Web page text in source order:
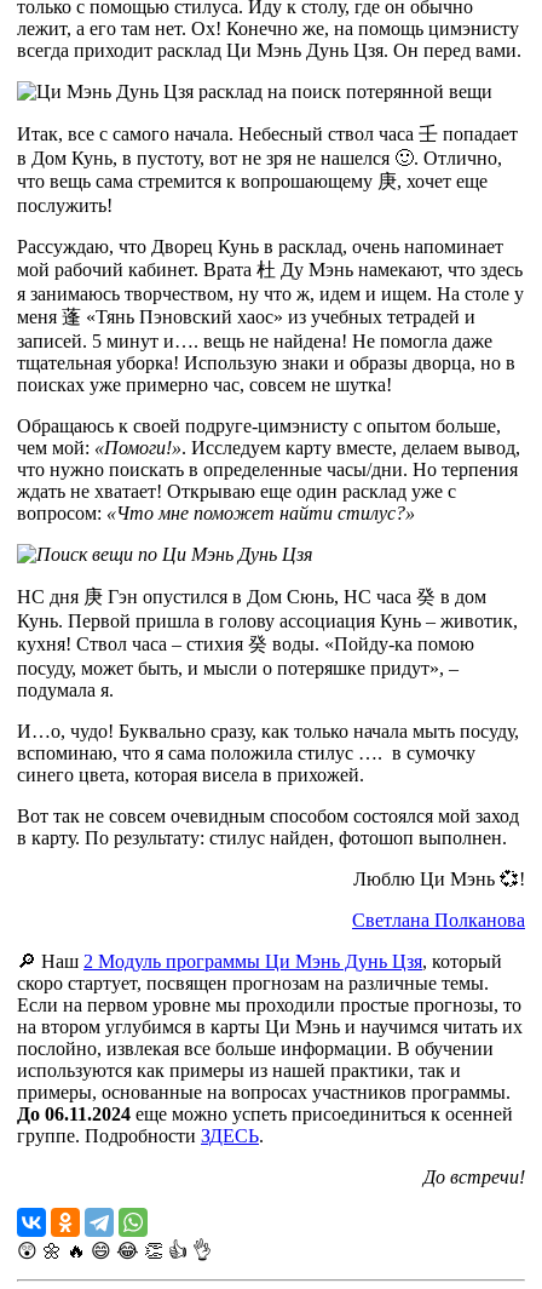
только с помощью стилуса. Иду к столу, где он обычно
лежит, а его там нет. Ох! Конечно же, на помощь цимэнисту
всегда приходит расклад Ци Мэнь Дунь Цзя. Он перед вами.
Итак, все с самого начала. Небесный ствол часа 壬 попадает
в Дом Кунь, в пустоту, вот не зря не нашелся 🙂. Отлично,
что вещь сама стремится к вопрошающему 庚, хочет еще
послужить!
Рассуждаю, что Дворец Кунь в расклад, очень напоминает
мой рабочий кабинет. Врата 杜 Ду Мэнь намекают, что здесь
я занимаюсь творчеством, ну что ж, идем и ищем. На столе у
меня 蓬 «Тянь Пэновский хаос» из учебных тетрадей и
записей. 5 минут и…. вещь не найдена! Не помогла даже
тщательная уборка! Использую знаки и образы дворца, но в
поисках уже примерно час, совсем не шутка!
Обращаюсь к своей подруге-цимэнисту с опытом больше,
чем мой: «Помоги!». Исследуем карту вместе, делаем вывод,
что нужно поискать в определенные часы/дни. Но терпения
ждать не хватает! Открываю еще один расклад уже с
вопросом: «Что мне поможет найти стилус?»
НС дня 庚 Гэн опустился в Дом Сюнь, НС часа 癸 в дом
Кунь. Первой пришла в голову ассоциация Кунь – животик,
кухня! Ствол часа – стихия 癸 воды. «Пойду-ка помою
посуду, может быть, и мысли о потеряшке придут», –
подумала я.
И…о, чудо! Буквально сразу, как только начала мыть посуду,
вспоминаю, что я сама положила стилус …. в сумочку
синего цвета, которая висела в прихожей.
Вот так не совсем очевидным способом состоялся мой заход
в карту. По результату: стилус найден, фотошоп выполнен.
Люблю Ци Мэнь 💞!
Светлана Полканова
🔎 Наш 2 Модуль программы Ци Мэнь Дунь Цзя, который
скоро стартует, посвящен прогнозам на различные темы.
Если на первом уровне мы проходили простые прогнозы, то
на втором углубимся в карты Ци Мэнь и научимся читать их
послойно, извлекая все больше информации. В обучении
используются как примеры из нашей практики, так и
примеры, основанные на вопросах участников программы.
До 06.11.2024 еще можно успеть присоединиться к осенней
группе. Подробности ЗДЕСЬ.
До встречи!
😲 🌼 🔥 😄 😂 👏 👍 👌